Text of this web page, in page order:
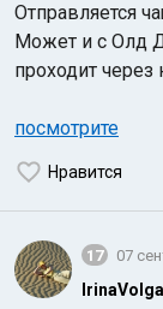
Отправляется
Может и с Олд
проходит через
посмотрите
Нравится
17 07
IrinaVolga